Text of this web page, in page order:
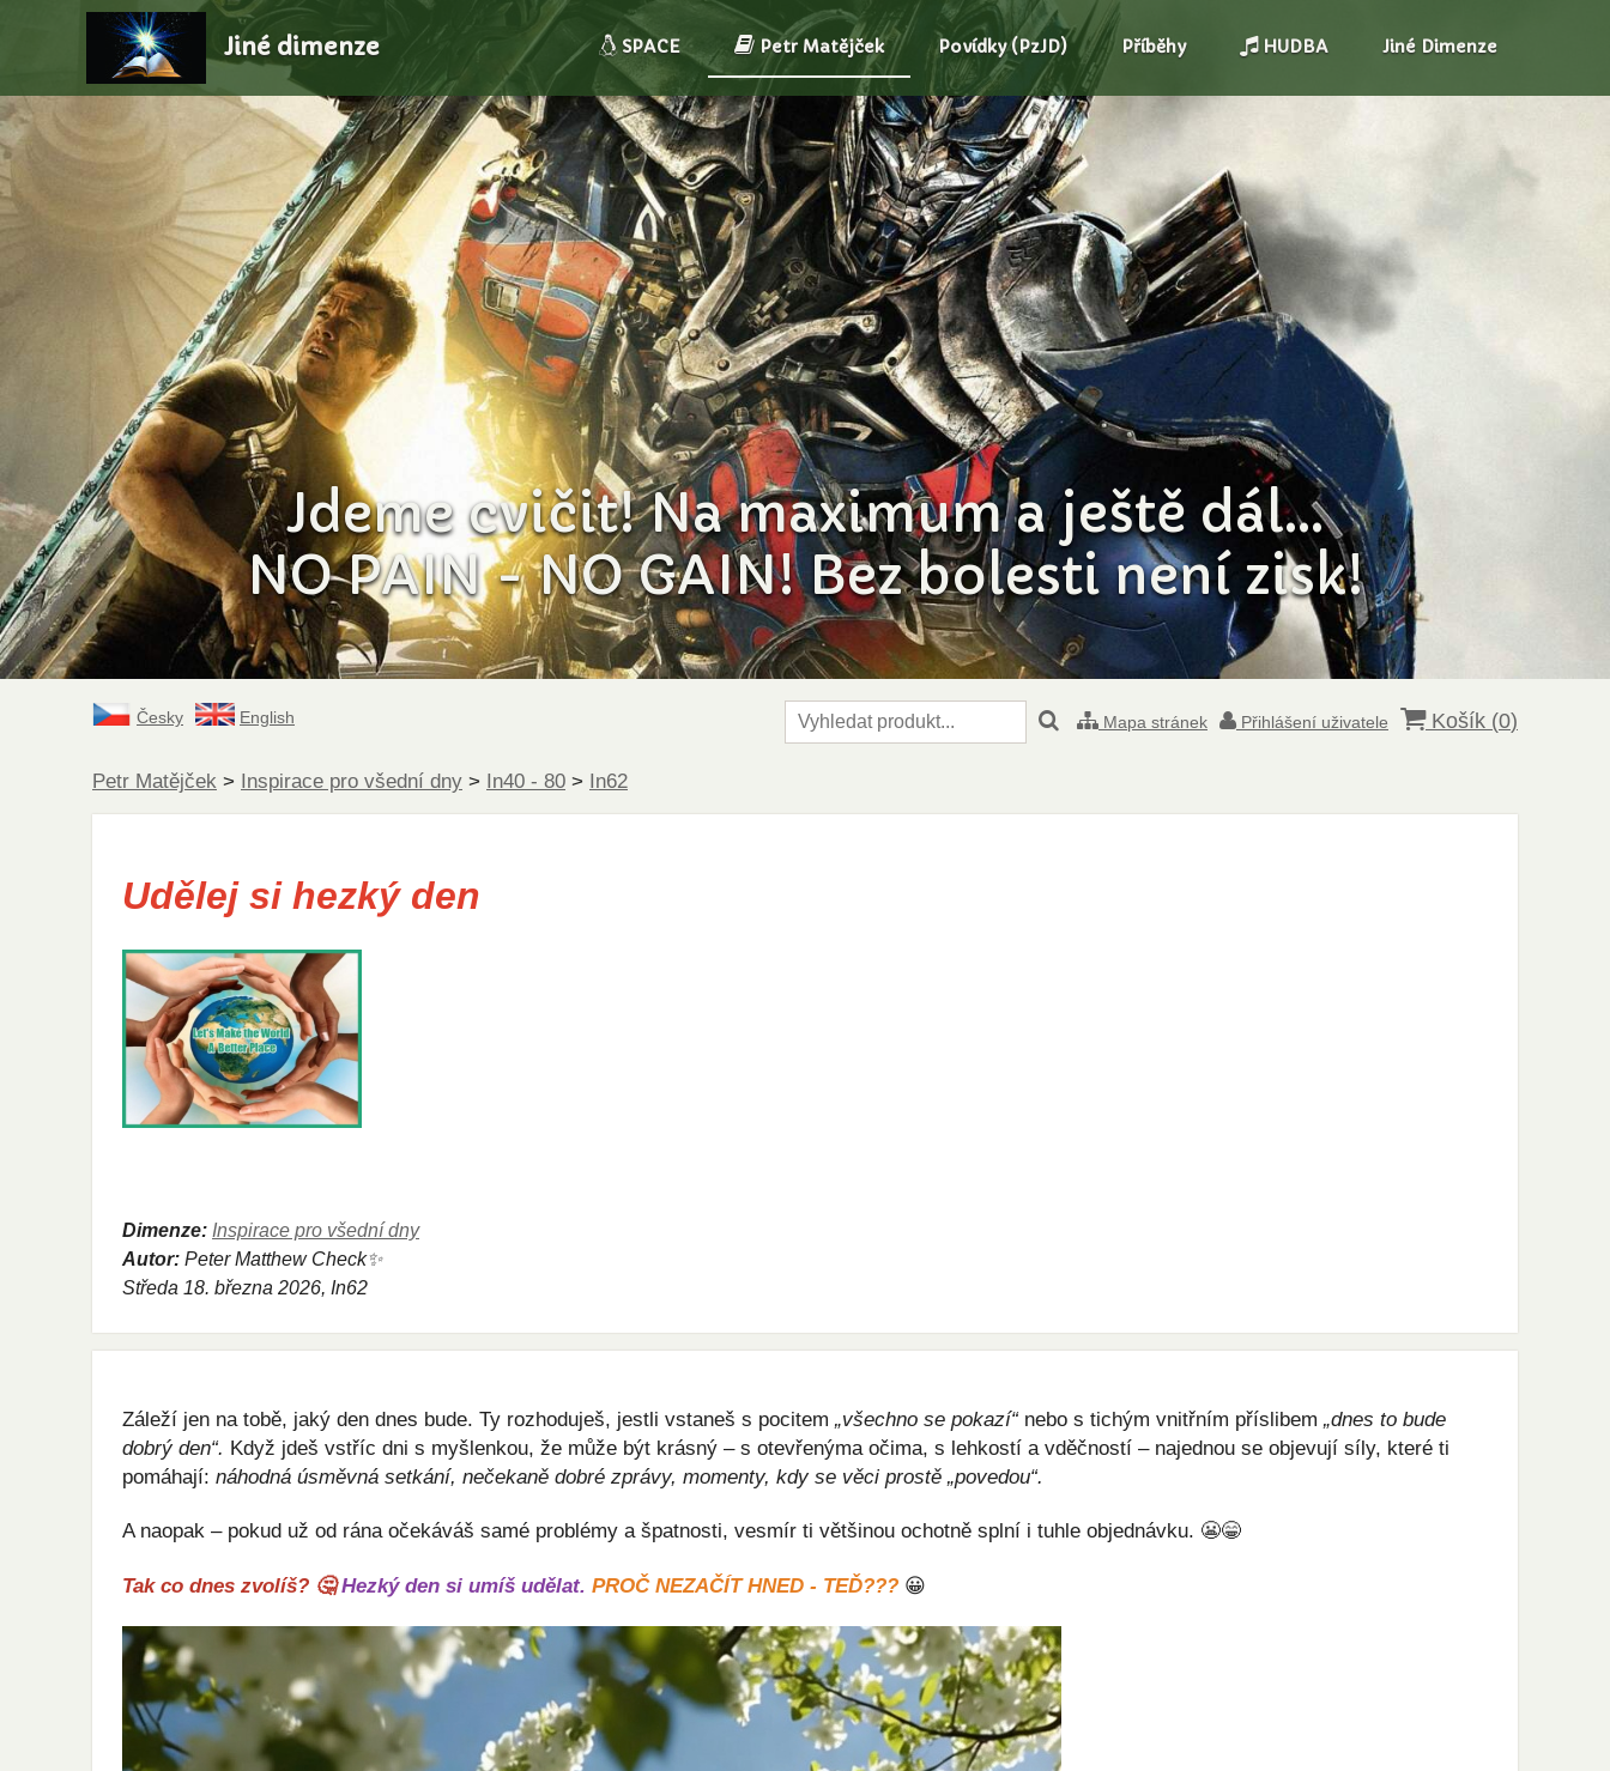
Jdeme cvičit! Na maximum a ještě dál...
NO PAIN - NO GAIN! Bez bolesti není zisk!
Jiné dimenze SPACE Petr Matějček Povídky (PzJD) Příběhy HUDBA Jiné Dimenze
Česky English Mapa stránek Přihlášení uživatele Košík (0)
Petr Matějček > Inspirace pro všední dny > In40 - 80 > In62
Udělej si hezký den
Dimenze: Inspirace pro všední dny
Autor: Peter Matthew Check✨
Středa 18. března 2026, In62
Záleží jen na tobě, jaký den dnes bude. Ty rozhoduješ, jestli vstaneš s pocitem „všechno se pokazí“ nebo s tichým vnitřním příslibem „dnes to bude
dobrý den“. Když jdeš vstříc dni s myšlenkou, že může být krásný – s otevřenýma očima, s lehkostí a vděčností – najednou se objevují síly, které ti
pomáhají: náhodná úsměvná setkání, nečekaně dobré zprávy, momenty, kdy se věci prostě „povedou“.
A naopak – pokud už od rána očekáváš samé problémy a špatnosti, vesmír ti většinou ochotně splní i tuhle objednávku. 😬😁
Tak co dnes zvolíš? 🤔 Hezký den si umíš udělat. PROČ NEZAČÍT HNED - TEĎ??? 😀